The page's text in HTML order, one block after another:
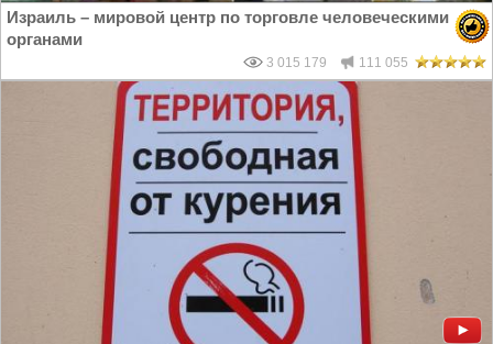
Израиль – мировой центр по торговле человеческими
органами
3 015 179 111 055